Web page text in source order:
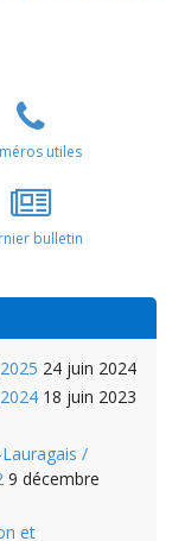
utiles
bulletin
24 juin 2024
18 juin 2023
/
9 décembre
et